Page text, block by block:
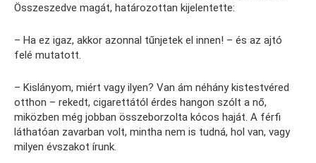
Összeszedve magát, határozottan kijelentette:
– Ha ez igaz, akkor azonnal tűnjetek el innen! – és az ajtó
felé mutatott.
– Kislányom, miért vagy ilyen? Van ám néhány kistestvéred
otthon – rekedt, cigarettától érdes hangon szólt a nő,
miközben még jobban összeborzolta kócos haját. A férfi
láthatóan zavarban volt, mintha nem is tudná, hol van, vagy
milyen évszakot írunk.